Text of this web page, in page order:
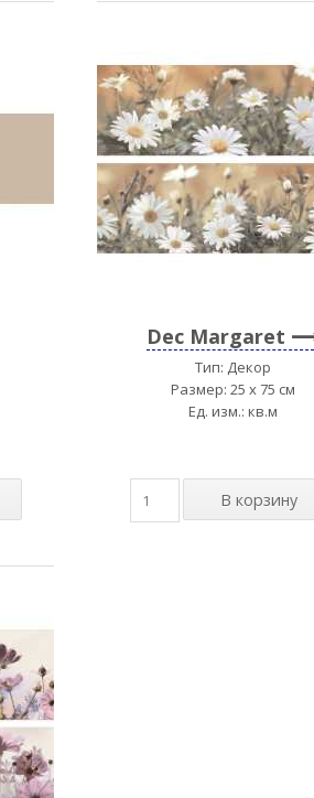
Dec Margaret
Тип: Декор
Размер: 25 x 75 см
Ед. изм.: кв.м